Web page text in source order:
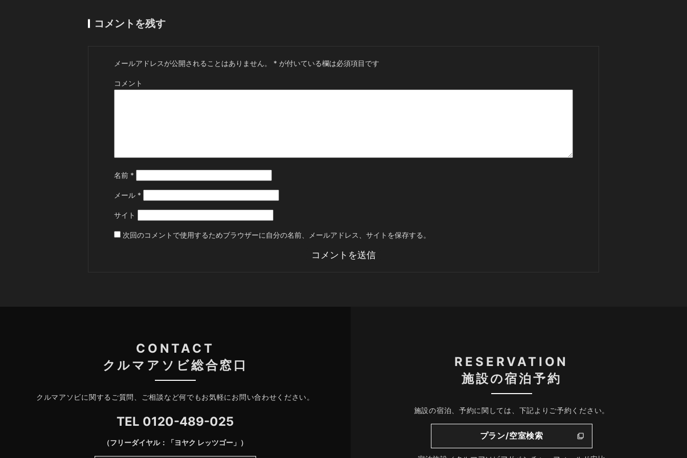
コメントを残す
メールアドレスが公開されることはありません。 * が付いている欄は必須項目です
コメント
名前 *
メール *
サイト
次回のコメントで使用するためブラウザーに自分の名前、メールアドレス、サイトを保存する。
CONTACT
クルマアソビ総合窓口
クルマアソビに関するご質問、ご相談など何でもお気軽にお問い合わせください。
TEL 0120-489-025
（フリーダイヤル：「ヨヤク レッツゴー」）
RESERVATION
施設の宿泊予約
施設の宿泊、予約に関しては、下記よりご予約ください。
プラン/空室検索